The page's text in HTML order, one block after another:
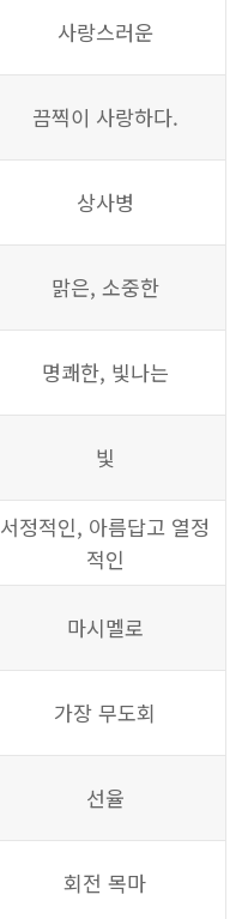
사랑스러운
끔찍이 사랑하다.
상사병
맑은, 소중한
명쾌한, 빛나는
빛
서정적인, 아름답고 열정
적인
마시멜로
가장 무도회
선율
회전 목마